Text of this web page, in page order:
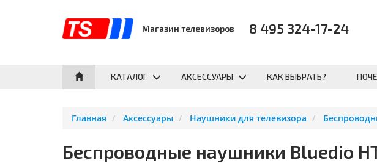
Магазин телевизоров 8 495 324-17-24
КАТАЛОГ АКСЕССУАРЫ КАК ВЫБРАТЬ?
Главная Аксессуары Наушники для телевизора
Беспроводные наушники Bluedio